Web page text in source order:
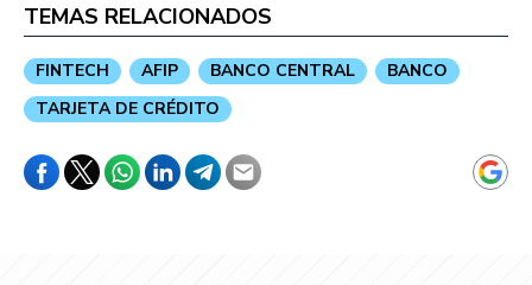
TEMAS RELACIONADOS
FINTECH AFIP BANCO CENTRAL
BANCO
TARJETA DE CRÉDITO